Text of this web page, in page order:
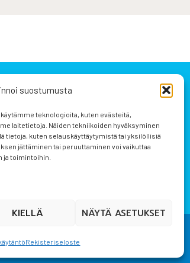
suostumusta
teknologioita, kuten evästeitä,
laitetietoja. Näiden tekniikoiden hyväksyminen
tietoja, kuten selauskäyttäytymistä tai yksilöllisiä
jättäminen tai peruuttaminen voi vaikuttaa
toimintoihin.
KIELLÄ NÄYTÄ ASETUKSET
Rekisteriseloste